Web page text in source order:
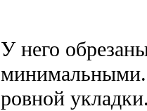
У него
минимальными.
ровной